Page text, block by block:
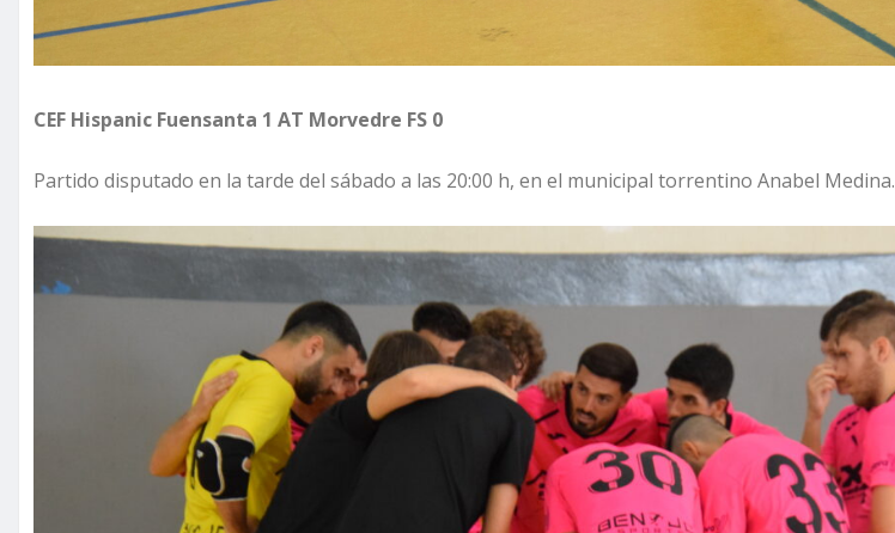
CEF Hispanic Fuensanta 1 AT Morvedre FS 0
Partido disputado en la tarde del sábado a las 20:00 h, en el municipal torrentino Anabel Medina.